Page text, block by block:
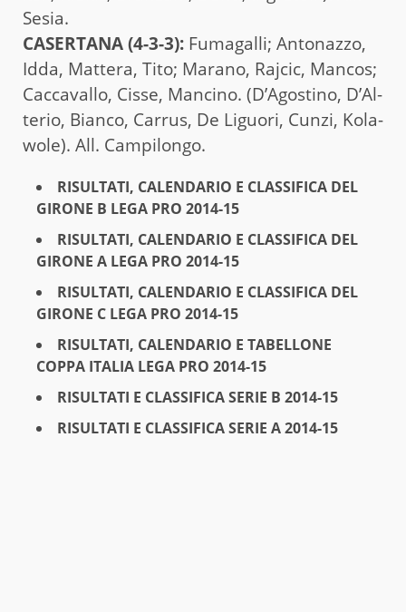
Sesia.
CA­SER­TA­NA (4-3-3): Fu­ma­gal­li; An­to­naz­zo,
Idda, Mat­te­ra, Tito; Ma­ra­no, Ra­j­cic, Man­cos;
Cac­ca­val­lo, Cisse, Man­ci­no. (D’Ago­sti­no, D’Al­
te­rio, Bian­co, Car­rus, De Li­guo­ri, Cunzi, Ko­la­
wo­le). All. Cam­pi­lon­go.
RISULTATI, CALENDARIO E CLASSIFICA DEL
GIRONE B LEGA PRO 2014-15
RISULTATI, CALENDARIO E CLASSIFICA DEL
GIRONE A LEGA PRO 2014-15
RISULTATI, CALENDARIO E CLASSIFICA DEL
GIRONE C LEGA PRO 2014-15
RISULTATI, CALENDARIO E TABELLONE
COPPA ITALIA LEGA PRO 2014-15
RISULTATI E CLASSIFICA SERIE B 2014-15
RISULTATI E CLASSIFICA SERIE A 2014-15